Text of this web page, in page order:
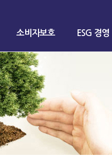
소비자보호 ESG 경영